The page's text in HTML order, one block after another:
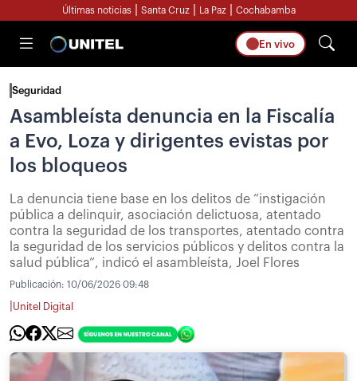
Últimas noticias Santa Cruz La Paz Cochabamba
En vivo
Seguridad
Asambleísta denuncia en la Fiscalía
a Evo, Loza y dirigentes evistas por
los bloqueos
La denuncia tiene base en los delitos de “instigación
pública a delinquir, asociación delictuosa, atentado
contra la seguridad de los transportes, atentado contra
la seguridad de los servicios públicos y delitos contra la
salud pública”, indicó el asambleísta, Joel Flores
Publicación: 10/06/2026 09:48
Unitel Digital